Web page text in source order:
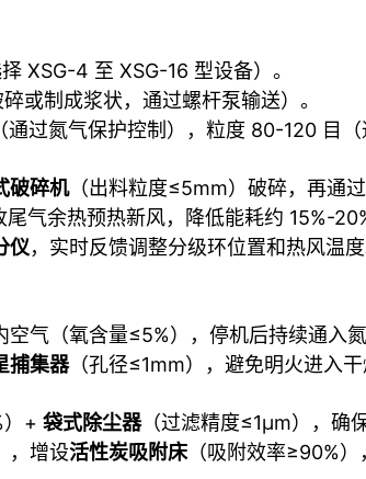
XSG-4 至 XSG-16 型设备）。
或制成浆状，通过螺杆泵输送）。
过氮气保护控制），粒度 80-120 目（
破碎机（出料粒度≤5mm）破碎，再通过
尾气余热预热新风，降低能耗约 15%-
仪，实时反馈调整分级环位置和热风温度
空气（氧含量≤5%），停机后持续通入
捕集器（孔径≤1mm），避免明火进入干
+ 袋式除尘器（过滤精度≤1μm），确
，增设活性炭吸附床（吸附效率≥90%）